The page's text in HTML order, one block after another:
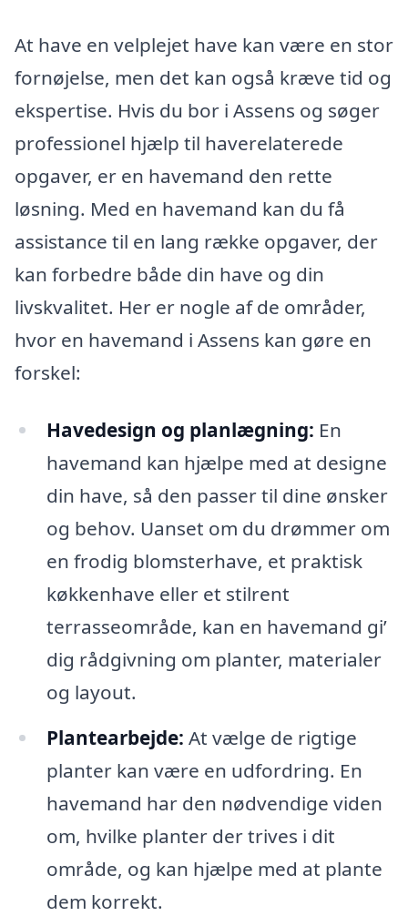
At have en velplejet have kan være en stor
fornøjelse, men det kan også kræve tid og
ekspertise. Hvis du bor i Assens og søger
professionel hjælp til haverelaterede
opgaver, er en havemand den rette
løsning. Med en havemand kan du få
assistance til en lang række opgaver, der
kan forbedre både din have og din
livskvalitet. Her er nogle af de områder,
hvor en havemand i Assens kan gøre en
forskel:
Havedesign og planlægning: En
havemand kan hjælpe med at designe
din have, så den passer til dine ønsker
og behov. Uanset om du drømmer om
en frodig blomsterhave, et praktisk
køkkenhave eller et stilrent
terrasseområde, kan en havemand gi’
dig rådgivning om planter, materialer
og layout.
Plantearbejde: At vælge de rigtige
planter kan være en udfordring. En
havemand har den nødvendige viden
om, hvilke planter der trives i dit
område, og kan hjælpe med at plante
dem korrekt.